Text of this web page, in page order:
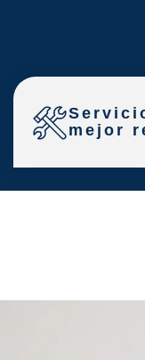
mejor